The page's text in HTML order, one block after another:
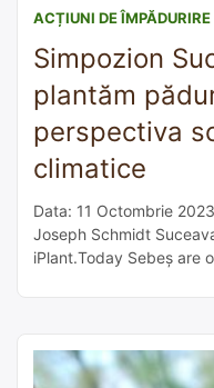
ACȚIUNI DE ÎMPĂDURIRE
Simpozion
plantăm
perspectiva
climatice
Data: 11 Octombrie
Joseph Schmidt
iPlant.Today Sebeș are
studenții și elevii într-o